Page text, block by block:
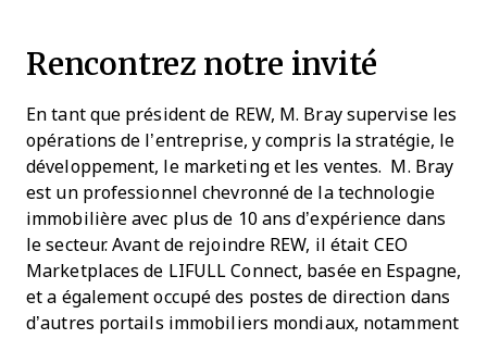
Rencontrez notre invité
En tant que président de REW, M. Bray supervise les
opérations de l’entreprise, y compris la stratégie, le
développement, le marketing et les ventes. M. Bray
est un professionnel chevronné de la technologie
immobilière avec plus de 10 ans d’expérience dans
le secteur. Avant de rejoindre REW, il était CEO
Marketplaces de LIFULL Connect, basée en Espagne,
et a également occupé des postes de direction dans
d’autres portails immobiliers mondiaux, notamment